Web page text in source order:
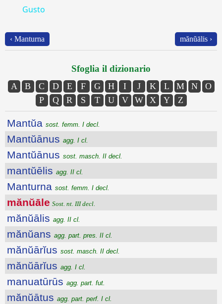
Gusto
‹ Manturna mănŭālis ›
Sfoglia il dizionario
A B C D E F G H I J K L M N
O
P
Q R S T U V W X Y Z
Mantŭa sost. femm. I decl.
Mantŭānus agg. I cl.
Mantŭānus sost. masch. II decl.
mantŭēlis agg. II cl.
Manturna sost. femm. I decl.
mănŭāle Sost. nt. III decl.
mănŭālis agg. II cl.
mănŭans agg. part. pres. II cl.
mănŭārĭus sost. masch. II decl.
mănŭārĭus agg. I cl.
manuatūrūs agg. part. fut.
mănŭātus agg. part. perf. I cl.